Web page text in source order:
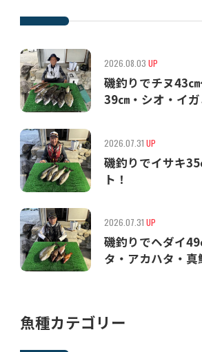
2026.08.03 UP
磯釣りでチヌ43
39㎝・シオ・イガ
2026.07.31 UP
磯釣りでイサキ
ト！
2026.07.31 UP
磯釣りでヘダイ
タ・アカハタ・真
魚種カテゴリー